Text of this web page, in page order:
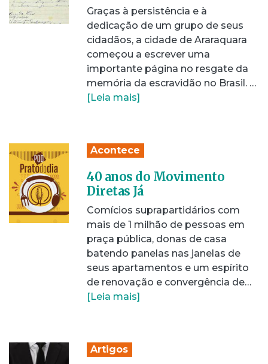
Graças à persistência e à
dedicação de um grupo de seus
cidadãos, a cidade de Araraquara
começou a escrever uma
importante página no resgate da
memória da escravidão no Brasil. …
[Leia mais]
Acontece
40 anos do Movimento
Diretas Já
Comícios suprapartidários com
mais de 1 milhão de pessoas em
praça pública, donas de casa
batendo panelas nas janelas de
seus apartamentos e um espírito
de renovação e convergência de…
[Leia mais]
Artigos